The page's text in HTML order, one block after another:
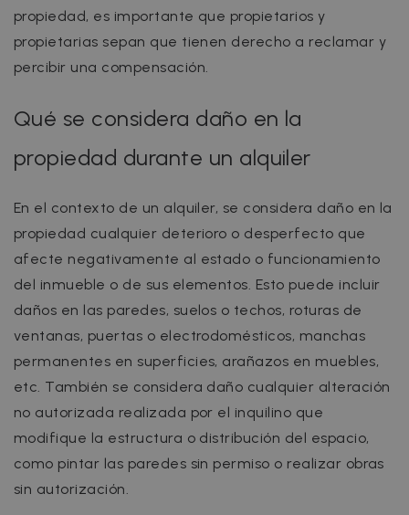
propiedad, es importante que propietarios y
propietarias sepan que tienen derecho a reclamar y
percibir una compensación.
Qué se considera daño en la
propiedad durante un alquiler
En el contexto de un alquiler, se considera daño en la
propiedad cualquier deterioro o desperfecto que
afecte negativamente al estado o funcionamiento
del inmueble o de sus elementos. Esto puede incluir
daños en las paredes, suelos o techos, roturas de
ventanas, puertas o electrodomésticos, manchas
permanentes en superficies, arañazos en muebles,
etc. También se considera daño cualquier alteración
no autorizada realizada por el inquilino que
modifique la estructura o distribución del espacio,
como pintar las paredes sin permiso o realizar obras
sin autorización.